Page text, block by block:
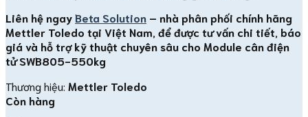
Liên hệ ngayBeta Solution – nhà phân phối chính hãng
Mettler Toledo tại Việt Nam, để được tư vấn chi tiết, báo
giá và hỗ trợ kỹ thuật chuyên sâu cho Module cân điện
tử SWB805-550kg
Thương hiệu: Mettler Toledo
Còn hàng